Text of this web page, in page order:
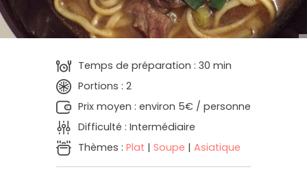
Temps de préparation : 30 min
Portions : 2
Prix moyen : environ 5€ / personne
Difficulté : Intermédiaire
Thèmes : Plat | Soupe | Asiatique